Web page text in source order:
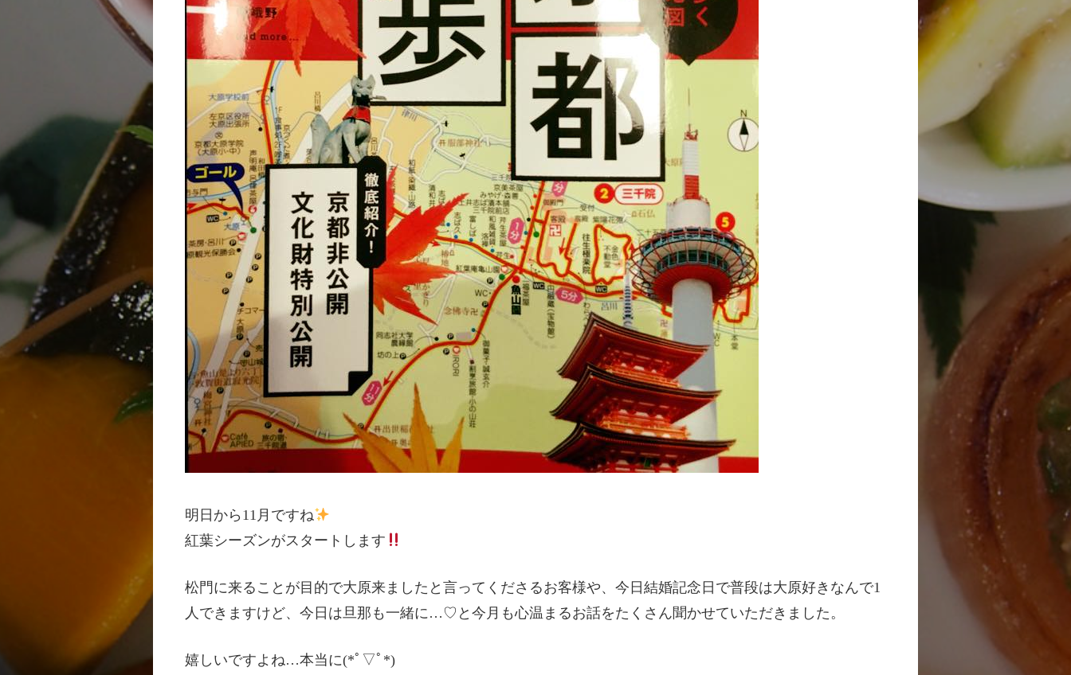
明日から11月ですね
紅葉シーズンがスタートします
松門に来ることが目的で大原来ましたと言ってくださるお客様や、今日結婚記念日で普段は大原好きなんで1
人できますけど、今日は旦那も一緒に…♡と今月も心温まるお話をたくさん聞かせていただきました。
嬉しいですよね…本当に(*ﾟ▽ﾟ*)